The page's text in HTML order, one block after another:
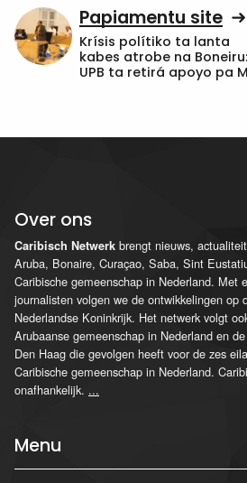
Papiamentu site
Krísis polítiko ta lanta
kabes atrobe na Boneiru:
UPB ta retirá apoyo pa
Over ons
Caribisch Netwerk brengt nieuws,
Aruba, Bonaire, Curaçao, Saba, Sint
Caribische gemeenschap in Nederland. Met
journalisten volgen we de ontwikkelingen op
Nederlandse Koninkrijk. Het netwerk volgt
Arubaanse gemeenschap in Nederland en
Den Haag die gevolgen heeft voor de zes
Caribische gemeenschap in Nederland.
onafhankelijk. ...
Menu